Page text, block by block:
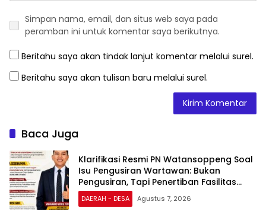
Simpan nama, email, dan situs web saya pada
peramban ini untuk komentar saya berikutnya.
Beritahu saya akan tindak lanjut komentar melalui surel.
Beritahu saya akan tulisan baru melalui surel.
Baca Juga
Klarifikasi Resmi PN Watansoppeng Soal
Isu Pengusiran Wartawan: Bukan
Pengusiran, Tapi Penertiban Fasilitas
PTSP
DAERAH - DESA Agustus 7, 2026